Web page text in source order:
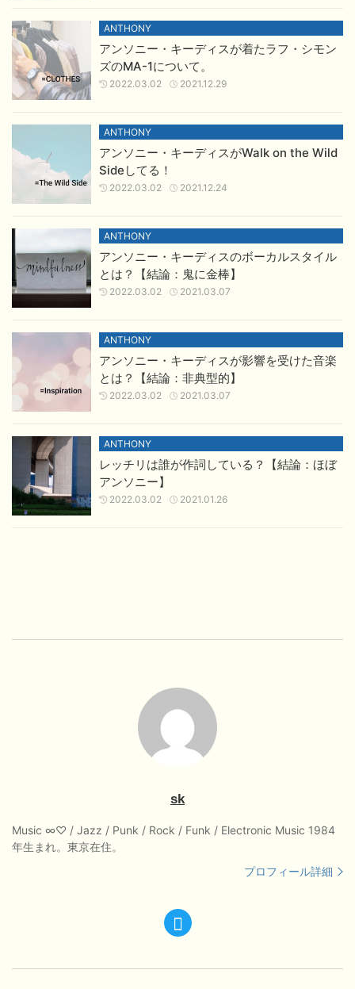
ANTHONY
アンソニー・キーディスが着たラフ・シモン
ズのMA-1について。
2021.12.29
2022.03.02
ANTHONY
アンソニー・キーディスがWalk on the Wild
Sideしてる！
2021.12.24
2022.03.02
ANTHONY
アンソニー・キーディスのボーカルスタイル
とは？【結論：鬼に金棒】
2021.03.07
2022.03.02
ANTHONY
アンソニー・キーディスが影響を受けた音楽
とは？【結論：非典型的】
2021.03.07
2022.03.02
ANTHONY
レッチリは誰が作詞している？【結論：ほぼ
アンソニー】
2021.01.26
2022.03.02
sk
Music ∞♡ / Jazz / Punk / Rock / Funk / Electronic Music 1984
年生まれ。東京在住。
プロフィール詳細